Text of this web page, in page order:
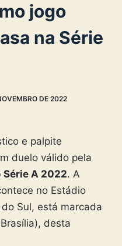
jogo
na Série
DE 2022
e palpite
duelo válido pela
Série A 2022. A
no Estádio
Sul, está marcada
desta